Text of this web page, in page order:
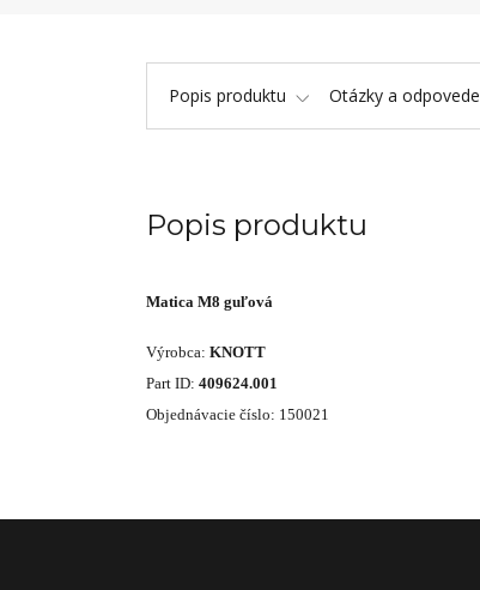
Popis produktu Otázky a odpovede
Popis produktu
Matica M8 guľová
Výrobca: KNOTT
Part ID: 409624.001
Objednávacie číslo: 150021